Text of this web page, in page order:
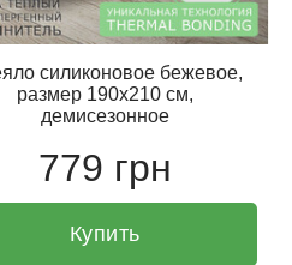
силиконовое бежевое,
размер 190х210 см,
демисезонное
779 грн
Купить